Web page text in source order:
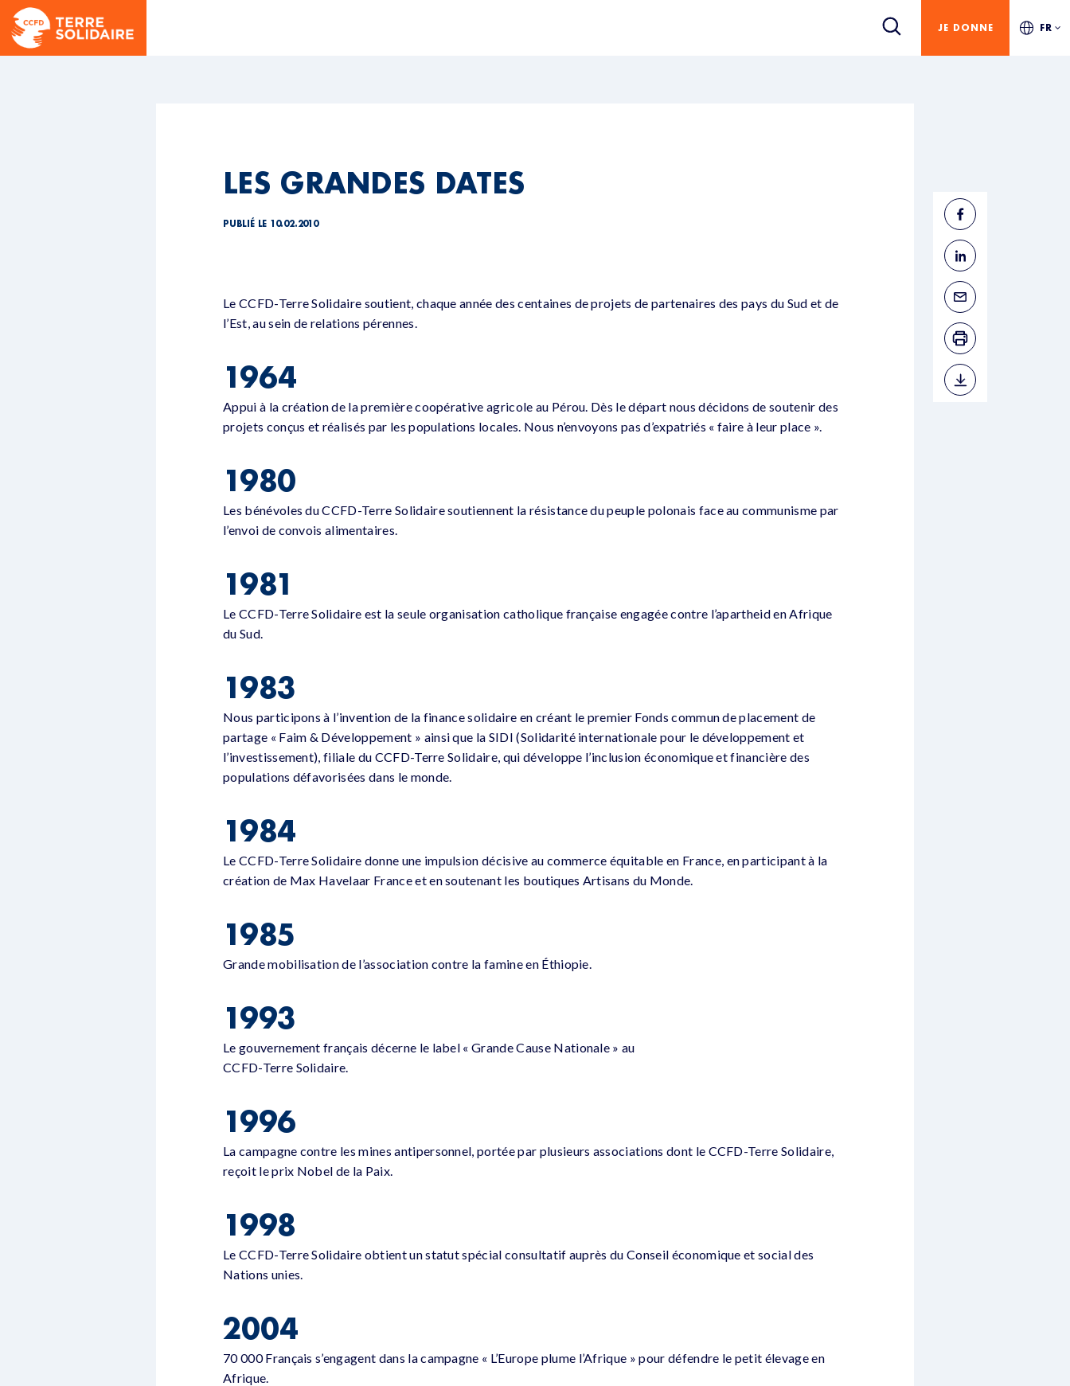
JE DONNE FR
LES GRANDES DATES
PUBLIÉ LE 10.02.2010
Le CCFD-Terre Solidaire soutient, chaque année des centaines de projets de partenaires des pays du Sud et de
l’Est, au sein de relations pérennes.
1964
Appui à la création de la première coopérative agricole au Pérou. Dès le départ nous décidons de soutenir des
projets conçus et réalisés par les populations locales. Nous n’envoyons pas d’expatriés « faire à leur place ».
1980
Les bénévoles du CCFD-Terre Solidaire soutiennent la résistance du peuple polonais face au communisme par
l’envoi de convois alimentaires.
1981
Le CCFD-Terre Solidaire est la seule organisation catholique française engagée contre l’apartheid en Afrique
du Sud.
1983
Nous participons à l’invention de la finance solidaire en créant le premier Fonds commun de placement de
partage « Faim & Développement » ainsi que la SIDI (Solidarité internationale pour le développement et
l’investissement), filiale du CCFD-Terre Solidaire, qui développe l’inclusion économique et financière des
populations défavorisées dans le monde.
1984
Le CCFD-Terre Solidaire donne une impulsion décisive au commerce équitable en France, en participant à la
création de Max Havelaar France et en soutenant les boutiques Artisans du Monde.
1985
Grande mobilisation de l’association contre la famine en Éthiopie.
1993
Le gouvernement français décerne le label « Grande Cause Nationale » au
CCFD-Terre Solidaire.
1996
La campagne contre les mines antipersonnel, portée par plusieurs associations dont le CCFD-Terre Solidaire,
reçoit le prix Nobel de la Paix.
1998
Le CCFD-Terre Solidaire obtient un statut spécial consultatif auprès du Conseil économique et social des
Nations unies.
2004
70 000 Français s’engagent dans la campagne « L’Europe plume l’Afrique » pour défendre le petit élevage en
Afrique.